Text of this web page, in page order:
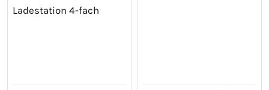
Ladestation 4-fach